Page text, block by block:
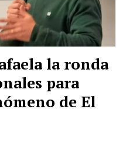
la ronda
para
de El